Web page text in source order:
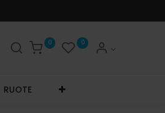
0 0
RUOTE